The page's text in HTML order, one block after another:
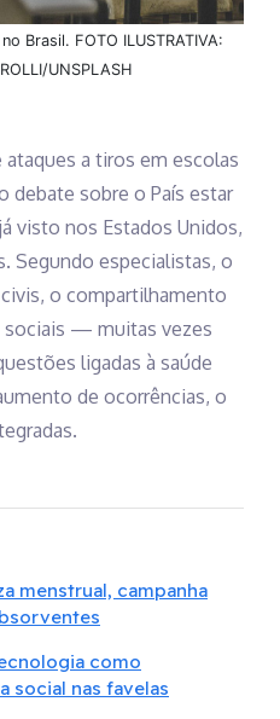
Brasil. FOTO ILUSTRATIVA:
UNSPLASH
a tiros em escolas
debate sobre o País estar
visto nos Estados Unidos,
Segundo especialistas, o
o compartilhamento
sociais — muitas vezes
ligadas à saúde
de ocorrências, o
menstrual, campanha
como
social nas favelas